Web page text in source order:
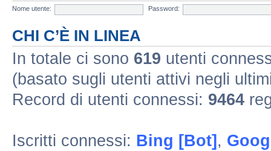
Nome utente:
Password:
CHI C’È IN LINEA
In totale ci sono 619 utenti
(basato sugli utenti attivi negli
Record di utenti connessi: 9464
Iscritti connessi: Bing [Bot] ,